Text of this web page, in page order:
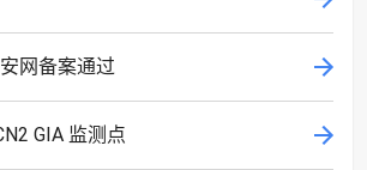
网备案通过
GIA 监测点